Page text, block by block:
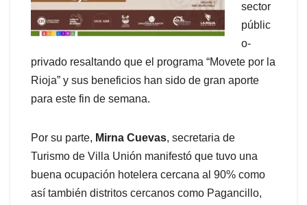
sector
públic
o-
privado resaltando que el programa “Movete por la
Rioja” y sus beneficios han sido de gran aporte
para este fin de semana.
Por su parte, Mirna Cuevas, secretaria de
Turismo de Villa Unión manifestó que tuvo una
buena ocupación hotelera cercana al 90% como
así también distritos cercanos como Pagancillo,